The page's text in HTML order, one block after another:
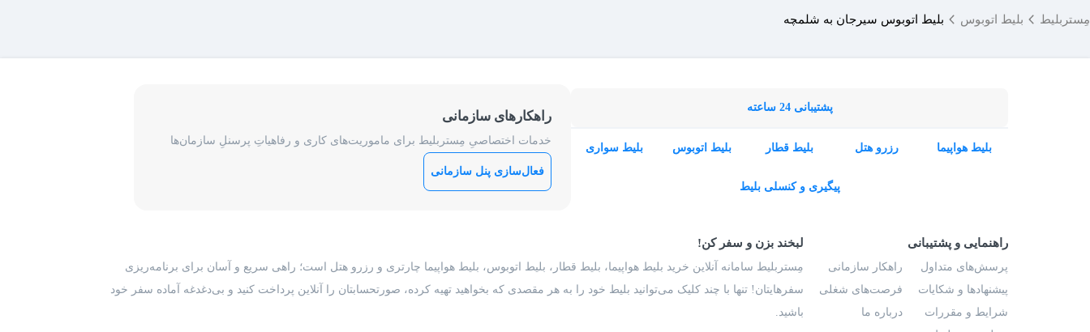
مِستربلیط بلیط اتوبوس بلیط اتوبوس سیرجان به شلمچه
پشتیبانی 24 ساعته
بلیط هواپیما رزرو هتل بلیط قطار بلیط اتوبوس بلیط سواری
پیگیری و کنسلی بلیط
راهکارهای سازمانی
خدمات اختصاصیِ مِستربلیط برای ماموریت‌های کاری و رفاهیاتِ پرسنلِ سازمان‌ها
فعال‌سازی پنل سازمانی
راهنمایی و پشتیبانی
پرسش‌های متداول
پیشنهادها و شکایات
شرایط و مقررات
راهکار سازمانی
فرصت‌های شغلی
درباره ما
لبخند بزن و سفر کن!
مِستربلیط سامانه آنلاین خرید بلیط هواپیما، بلیط قطار، بلیط اتوبوس، بلیط هواپیما چارتری و رزرو هتل است؛ راهی سریع و آسان برای برنامه‌ریزی
سفرهایتان! تنها با چند کلیک می‌توانید بلیط خود را به هر مقصدی که بخواهید تهیه کرده، صورتحسابتان را آنلاین پرداخت کنید و بی‌دغدغه آماده سفر خود
باشید.